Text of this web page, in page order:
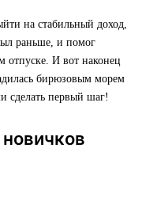
на стабильный доход,
раньше, и помог
отпуске. И вот наконец
бирюзовым морем
сделать первый шаг!